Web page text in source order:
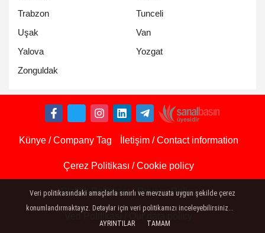
Trabzon
Tunceli
Uşak
Van
Yalova
Yozgat
Zonguldak
Künye / Company Tag İletişim / Contact information
Çerez Politikası / Cookie policy
Gizlilik Politikası - Privacy Policy
Veri politikasındaki amaçlarla sınırlı ve mevzuata uygun şekilde çerez
konumlandırmaktayız. Detaylar için veri politikamızı inceleyebilirsiniz...
AYRINTILAR
TAMAM